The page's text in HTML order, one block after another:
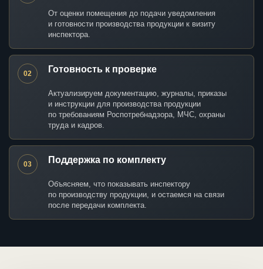
От оценки помещения до подачи уведомления
и готовности производства продукции к визиту
инспектора.
02 Готовность к проверке
Актуализируем документацию, журналы, приказы
и инструкции для производства продукции
по требованиям Роспотребнадзора, МЧС, охраны
труда и кадров.
03 Поддержка по комплекту
Объясняем, что показывать инспектору
по производству продукции, и остаемся на связи
после передачи комплекта.